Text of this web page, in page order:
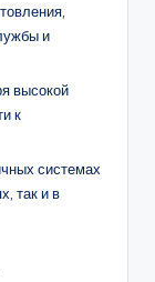
и
высокой
к
системах
так и в